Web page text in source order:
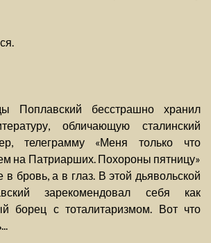
Поплавский бесстрашно хранил
обличающую сталинский
телеграмму «Меня только что
на Патриарших. Похороны пятницу»
в бровь, а в глаз. В этой дьявольской
зарекомендовал себя как
борец с тоталитаризмом. Вот что